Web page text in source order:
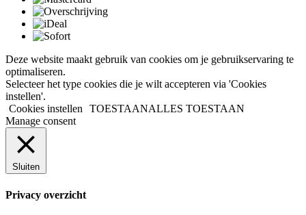
Deze website maakt gebruik van cookies om je gebruikservaring te
optimaliseren.
Selecteer het type cookies die je wilt accepteren via 'Cookies
instellen'.
Cookies instellen TOESTAANALLES TOESTAAN
Manage consent
Sluiten
Privacy overzicht